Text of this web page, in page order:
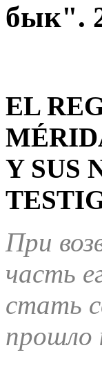
бык".
EL
Y SUS
При
часть
стать
прошло